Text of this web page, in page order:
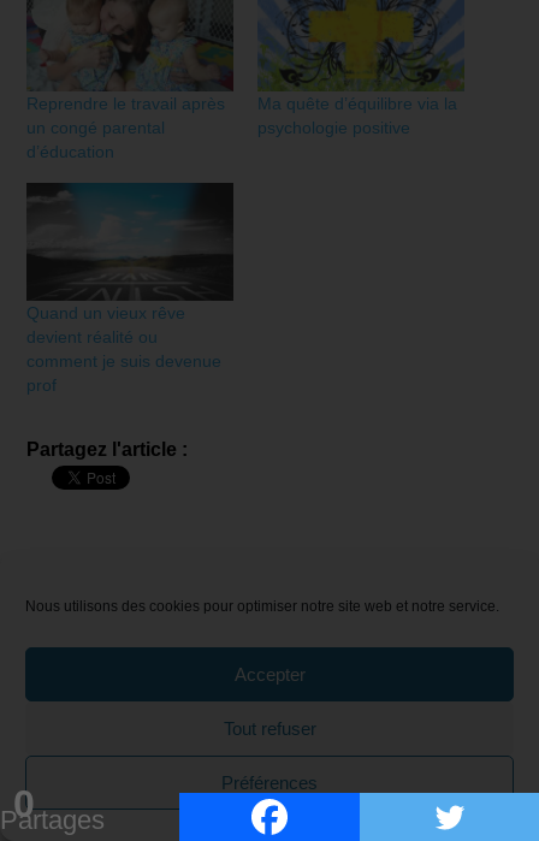
Nous utilisons des cookies pour optimiser notre site web et notre service.
Accepter
Tout refuser
Préférences
Reprendre le travail après
un congé parental
d’éducation
Ma quête d’équilibre via la
psychologie positive
Quand un vieux rêve
devient réalité ou
comment je suis devenue
prof
Partagez l'article :
0
Partages
Related Posts